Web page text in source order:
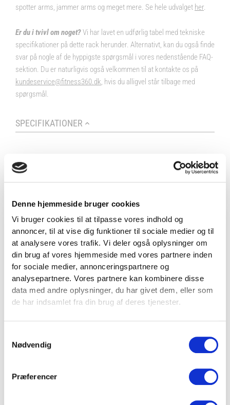
Denne hjemmeside bruger cookies
Vi bruger cookies til at tilpasse vores indhold og
annoncer, til at vise dig funktioner til sociale medier og til
at analysere vores trafik. Vi deler også oplysninger om
din brug af vores hjemmeside med vores partnere inden
for sociale medier, annonceringspartnere og
analysepartnere. Vores partnere kan kombinere disse
data med andre oplysninger, du har givet dem, eller som
de har indsamlet fra din brug af deres tjenester.
Nødvendig
Præferencer
spotter arms, jammer arms og meget mere. Se hele udvalget her
Er du i tvivl om noget?Vi har lavet en udførlig tabel med tekniske
specifikationer på dette rack herunder. Alternativt, kan du også finde
svar på nogle af de hyppigste spørgsmål i vores nedenstående FAQ-
sektion. Du er naturligvis også velkommen til at kontakte os på
kundeservice@fitness360.dk, hvis du alligvel står tilbage med
spørgsmål.
SPECIFIKATIONER
Brand
Øvrige farvevalg
Carmine Red – Mat (RAL 3002) │
Distant Blue – Mat (RAL 5023) │
Fir Green – Mat (RAL 6009) │
Light Pink – Mat (RAL 3015) │
Traffic Grey A – Mat (RAL 7042)
Bredde 1250 mm
Stolpeprofil
VIND 2 VALGFRIE HÅNDVÆGTE 💥
Tilmeld dig nyhedsbrevet og deltag i
konkurrencen om 2 valgfrie
håndvægte. (Vælg selv vægten –
maks. 1.000 kr.)
Navn
Email